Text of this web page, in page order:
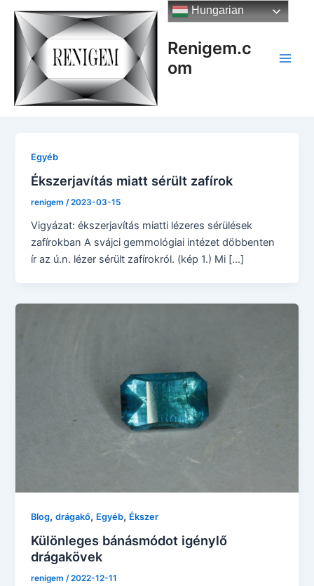
Skip
content
Renigem.c
om
Egyéb
Ékszerjavítás miatt sérült zafírok
renigem/2023-03-15
Vigyázat: ékszerjavítás miatti lézeres sérülések
zafírokban A svájci gemmológiai intézet döbbenten
ír az ú.n. lézer sérült zafírokról. (kép 1.) Mi […]
Blog,drágakő, Egyéb, Ékszer
Különleges bánásmódot igénylő
drágakövek
renigem/2022-12-11
Hungarian